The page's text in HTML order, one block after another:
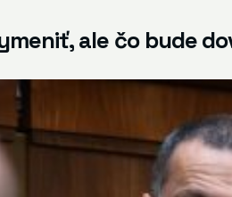
ale čo bude